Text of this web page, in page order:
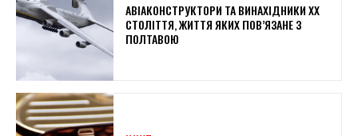
АВІАКОНСТРУКТОРИ ТА ВИНАХІДНИКИ XX
СТОЛІТТЯ, ЖИТТЯ ЯКИХ ПОВ’ЯЗАНЕ З
ПОЛТАВОЮ